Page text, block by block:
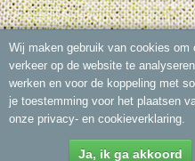
Wij maken gebruik van cookies
verkeer op de website te
werken en voor de koppeling met
je toestemming voor het plaatsen
onze privacy- en cookieverklaring.
Ja, ik ga akkoord